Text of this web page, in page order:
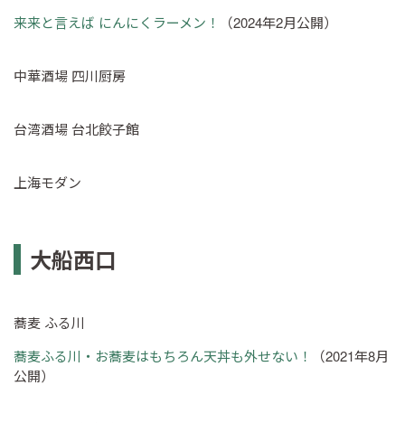
来来と言えば にんにくラーメン！
（2024年2月公開）
中華酒場 四川厨房
台湾酒場 台北餃子館
上海モダン
大船西口
蕎麦 ふる川
蕎麦ふる川・お蕎麦はもちろん天丼も外せない！
（2021年8月
公開）